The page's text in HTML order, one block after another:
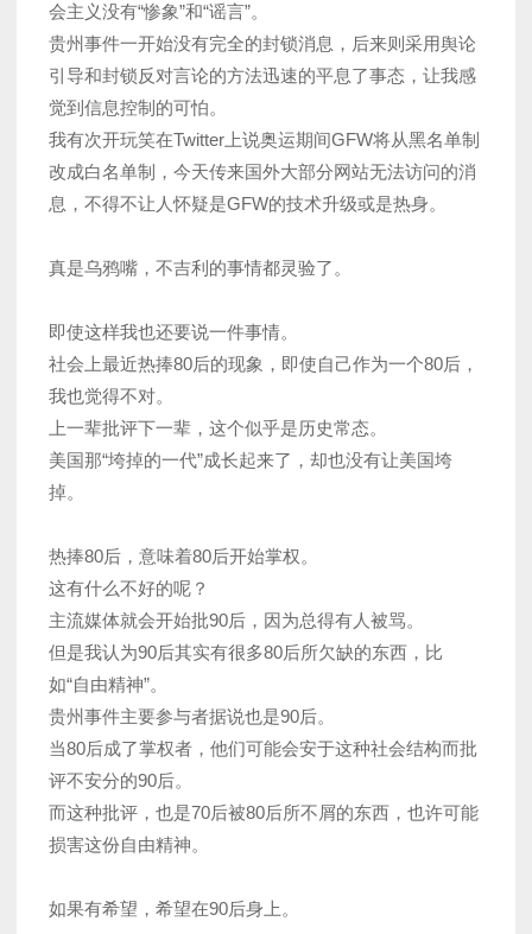
会主义没有“惨象”和“谣言”。
贵州事件一开始没有完全的封锁消息，后来则采用舆论
引导和封锁反对言论的方法迅速的平息了事态，让我感
觉到信息控制的可怕。
我有次开玩笑在Twitter上说奥运期间GFW将从黑名单制
改成白名单制，今天传来国外大部分网站无法访问的消
息，不得不让人怀疑是GFW的技术升级或是热身。
真是乌鸦嘴，不吉利的事情都灵验了。
即使这样我也还要说一件事情。
社会上最近热捧80后的现象，即使自己作为一个80后，
我也觉得不对。
上一辈批评下一辈，这个似乎是历史常态。
美国那“垮掉的一代”成长起来了，却也没有让美国垮
掉。
热捧80后，意味着80后开始掌权。
这有什么不好的呢？
主流媒体就会开始批90后，因为总得有人被骂。
但是我认为90后其实有很多80后所欠缺的东西，比
如“自由精神”。
贵州事件主要参与者据说也是90后。
当80后成了掌权者，他们可能会安于这种社会结构而批
评不安分的90后。
而这种批评，也是70后被80后所不屑的东西，也许可能
损害这份自由精神。
如果有希望，希望在90后身上。